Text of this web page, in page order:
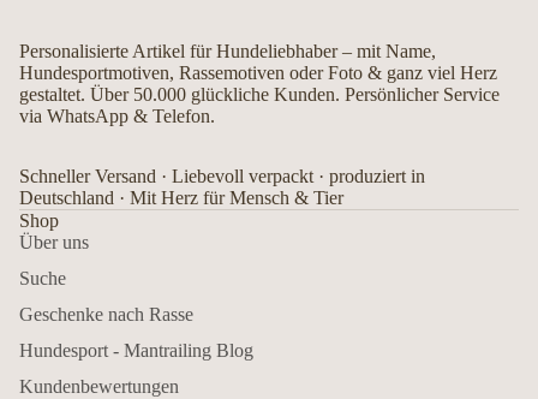
Personalisierte Artikel für Hundeliebhaber – mit Name,
Hundesportmotiven, Rassemotiven oder Foto & ganz viel Herz
gestaltet. Über 50.000 glückliche Kunden. Persönlicher Service
via WhatsApp & Telefon.
Schneller Versand · Liebevoll verpackt · produziert in
Deutschland · Mit Herz für Mensch & Tier
Shop
Über uns
Suche
Geschenke nach Rasse
Hundesport - Mantrailing Blog
Kundenbewertungen